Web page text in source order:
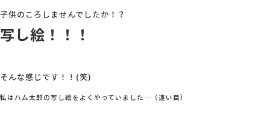
子供のころしませんでしたか！？
写し絵！！！
そんな感じです！！(笑)
私はハム太郎の写し絵をよくやっていました…（遠い目）